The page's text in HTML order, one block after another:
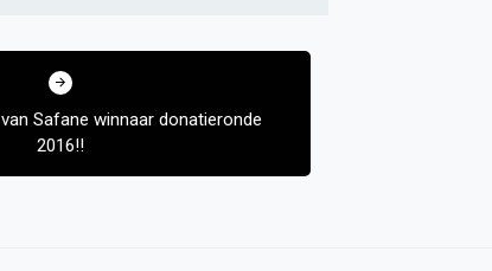
Safane winnaar donatieronde
2016!!